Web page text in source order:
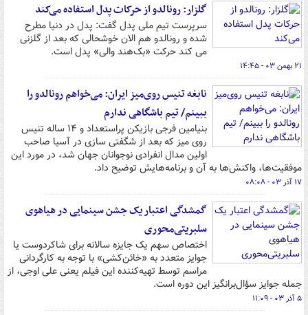
گلزار: رونالدو از حرکات پدل استفاده می‌کند
سرپرست تیم ملی پدل گفت: پدل در دنیا مطرح
شده و رونالدو هم الان خوشحالی که بعد از گلزنی
می کند حرکت «بک‌هند والی» پدل است.
۲۱ بهمن ۰۳ - ۱۴:۴۵
نابغه تنیس روی‌میز ایران: می‌خواهم رونالدو را
ببینم/ تیم باشگاهی ندارم
بنیامین فرجی بازیکن پراستعداد و ۱۴ ساله تنیس
روی میز که بعد از شگفتی سازی در آسیا صاحب
اولین مدال انفرادی نوجوانان جهان شد، در مورد این
موفقیت‌ها، واکنش‌ها به آن و برنامه‌هایش توضیح داد.
۱۷ آذر ۰۳ - ۰۸:۰۸
گمشدگی اعتبار یک جشن سینمایی در هیاهوی
سلبریتی‌محوری
اختصاص سهم یک جایزه سالانه برای شاکردوست یا
جوایز متعدد به «خائن‌کشی» با توجه به کارگردانی
مراسم توسط تهیه‌کننده این فیلم یعنی علی اوجی، از
جمله جوایز سؤال‌برانگیز این دوره است.
۵ آذر ۰۳ - ۱۱:۰۹